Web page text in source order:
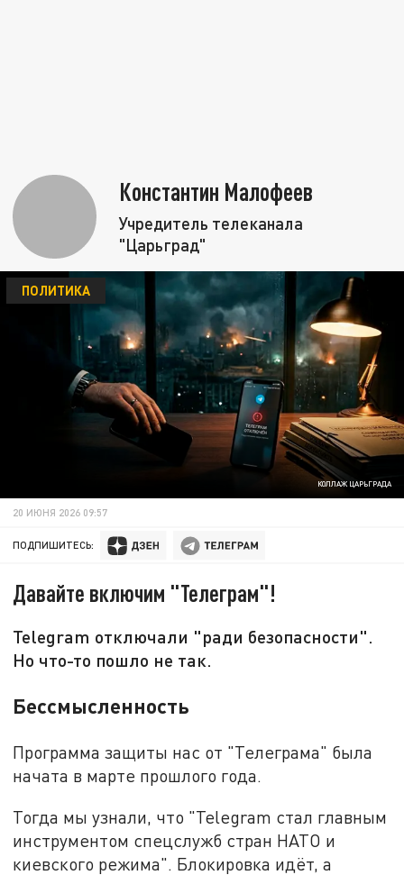
Константин Малофеев
Учредитель телеканала
"Царьград"
КОЛЛАЖ ЦАРЬГРАДА
ПОЛИТИКА
20 ИЮНЯ 2026 09:57
ПОДПИШИТЕСЬ:
Давайте включим "Телеграм"!
Telegram отключали "ради безопасности".
Но что-то пошло не так.
Бессмысленность
Программа защиты нас от "Телеграма" была
начата в марте прошлого года.
Тогда мы узнали, что "Telegram стал главным
инструментом спецслужб стран НАТО и
киевского режима". Блокировка идёт, а